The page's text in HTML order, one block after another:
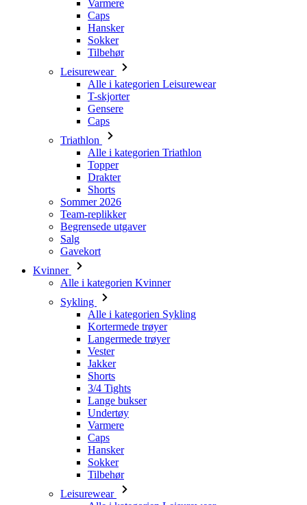
Leisurewear
Alle i kategorien Leisurewear
T-skjorter
Gensere
Triathlon
Alle i kategorien Triathlon
Topper
Drakter
Shorts
Sommer 2026
Team-replikker
Begrensede utgaver
Salg
Gavekort
Kvinner
Alle i kategorien Kvinner
Sykling
Alle i kategorien Sykling
Langermede trøyer
Vester
Jakker
Shorts
3/4 Tights
Lange bukser
Undertøy
Varmere
Caps
Hansker
Sokker
Tilbehør
Leisurewear
Alle i kategorien Leisurewear
T-skjorter
Gensere